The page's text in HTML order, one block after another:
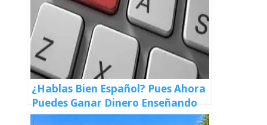
¿Hablas Bien Español? Pues Ahora
Puedes Ganar Dinero Enseñando
Español Desde la Casa